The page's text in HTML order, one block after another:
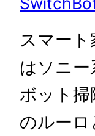
スマート
はソニ
ボット掃
のルー